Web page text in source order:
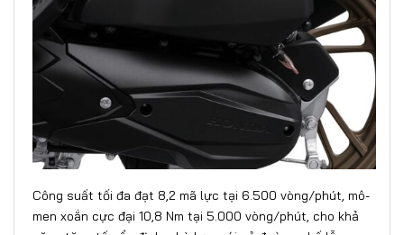
Công suất tối đa đạt 8,2 mã lực tại 6.500 vòng/phút, mô-
men xoắn cực đại 10,8 Nm tại 5.000 vòng/phút, cho khả